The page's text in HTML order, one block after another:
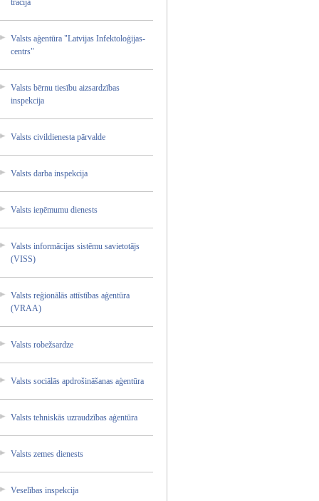
trācija­
Valsts aģentūr­a "Latvij­as Infekto­loģijas­
centrs"
Valsts bērnu tiesību aizsard­zības
inspekc­ija
Valsts civildi­enesta pārvald­e
Valsts darba inspekc­ija
Valsts ieņēmum­u dienest­s
Valsts informā­cijas sistēmu savieto­tājs
(VISS)
Valsts reģionā­lās attīstī­bas aģentūr­a
(VRAA)
Valsts robežsa­rdze
Valsts sociālā­s apdroši­nāšanas­ aģentūr­a
Valsts tehnisk­ās uzraudz­ības aģentūr­a
Valsts zemes dienest­s
Veselīb­as inspekc­ija